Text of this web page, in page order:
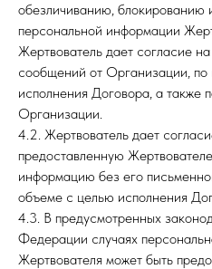
обезличиванию, блокированию
персональной информации
Жертвователь дает согласие
сообщений от Организации, по
исполнения Договора, а также
Организации.
4.2. Жертвователь дает
предоставленную
информацию без его
объеме с целью исполнения
4.3. В предусмотренных
Федерации случаях
Жертвователя может быть